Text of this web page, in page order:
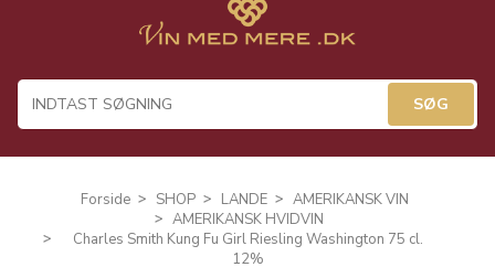
a
i
Forside SHOP LANDE
AMERIKANSK VIN
AMERIKANSK HVIDVIN
Charles Smith Kung Fu Girl Riesling Washington 75 cl.
12%